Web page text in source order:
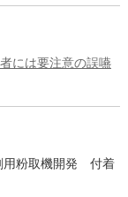
には要注意の誤嚥
用粉取機開発 付着